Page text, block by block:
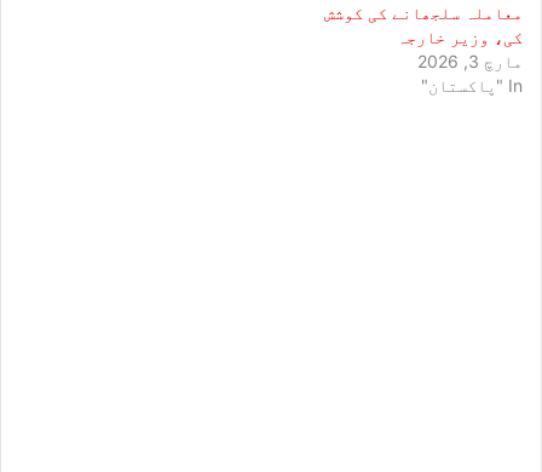
معاملہ سلجھانے کی کوشش
کی، وزیر خارجہ
مارچ 3, 2026
In "پاکستان"